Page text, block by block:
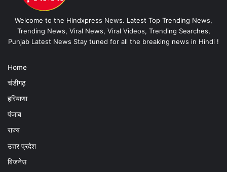
Welcome to the Hindxpress News. Latest Top Trending News,
Trending News, Viral News, Viral Videos, Trending Searches,
Punjab Latest News Stay tuned for all the breaking news in Hindi !
Home
चंडीगढ़
हरियाणा
पंजाब
राज्य
उत्तर प्रदेश
बिजनेस